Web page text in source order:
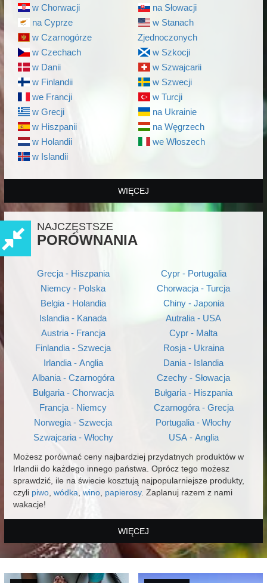
w Chorwacji
na Cyprze
w Czarnogórze
w Czechach
w Danii
w Finlandii
we Francji
w Grecji
w Hiszpanii
w Holandii
w Islandii
na Słowacji
w Stanach
Zjednoczonych
w Szkocji
w Szwajcarii
w Szwecji
w Turcji
na Ukrainie
na Węgrzech
we Włoszech
WIĘCEJ
NAJCZĘSTSZE
PORÓWNANIA
Grecja - Hiszpania
Niemcy - Polska
Belgia - Holandia
Islandia - Kanada
Austria - Francja
Finlandia - Szwecja
Irlandia - Anglia
Albania - Czarnogóra
Bułgaria - Chorwacja
Francja - Niemcy
Norwegia - Szwecja
Szwajcaria - Włochy
Cypr - Portugalia
Chorwacja - Turcja
Chiny - Japonia
Autralia - USA
Cypr - Malta
Rosja - Ukraina
Dania - Islandia
Czechy - Słowacja
Bułgaria - Hiszpania
Czarnogóra - Grecja
Portugalia - Włochy
USA - Anglia
Możesz porównać ceny najbardziej przydatnych produktów w
Irlandii do każdego innego państwa. Oprócz tego możesz
sprawdzić, ile na świecie kosztują najpopularniejsze produkty,
czyli piwo wódka wino papierosy. Zaplanuj razem z nami
wakacje!
WIĘCEJ